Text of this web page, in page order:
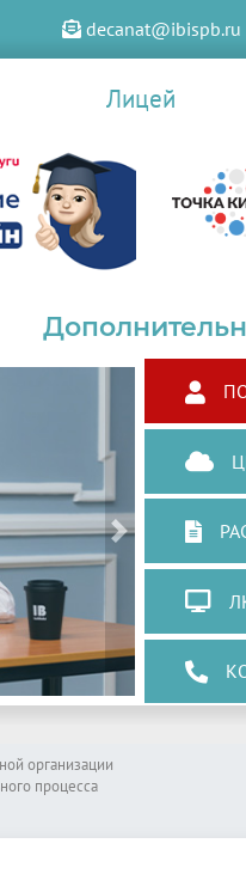
decanat@ibispb.ru
Лицей
Next
организации
процесса